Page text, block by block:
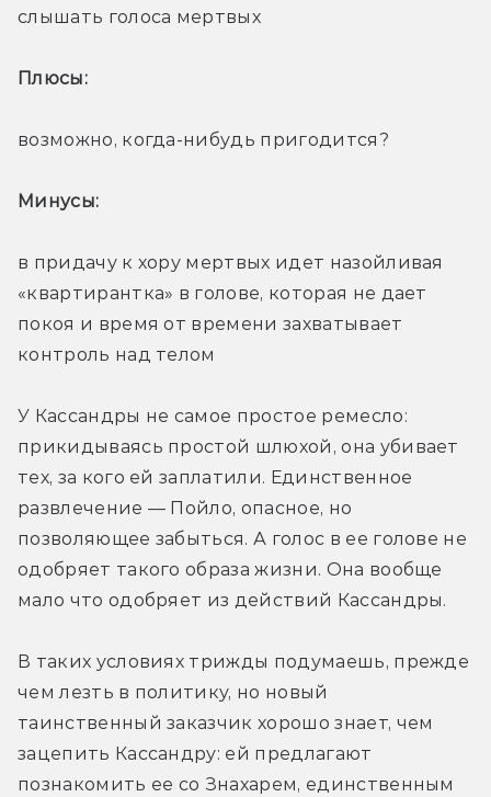
слышать голоса мертвых
Плюсы:
возможно, когда-нибудь пригодится?
Минусы:
в придачу к хору мертвых идет назойливая
«квартирантка» в голове, которая не дает
покоя и время от времени захватывает
контроль над телом
У Кассандры не самое простое ремесло:
прикидываясь простой шлюхой, она убивает
тех, за кого ей заплатили. Единственное
развлечение — Пойло, опасное, но
позволяющее забыться. А голос в ее голове не
одобряет такого образа жизни. Она вообще
мало что одобряет из действий Кассандры.
В таких условиях трижды подумаешь, прежде
чем лезть в политику, но новый
таинственный заказчик хорошо знает, чем
зацепить Кассандру: ей предлагают
познакомить ее со Знахарем, единственным